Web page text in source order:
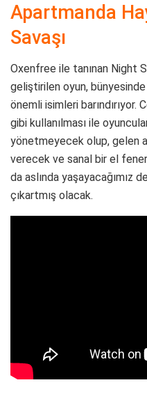
Apartmanda
Savaşı
Oxenfree ile tanınan Night
geliştirilen oyun,
önemli isimleri
gibi kullanılması ile
yönetmeyecek olup, gelen
verecek ve sanal bir el
da aslında yaşayacağımız
çıkartmış olacak.